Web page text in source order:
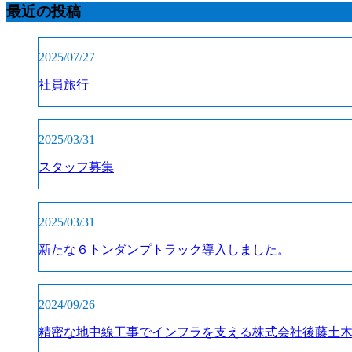
最近の投稿
2025/07/27
社員旅行
2025/03/31
スタッフ募集
2025/03/31
新たな６トンダンプトラック導入しました。
2024/09/26
精密な地中線工事でインフラを支える株式会社後藤土